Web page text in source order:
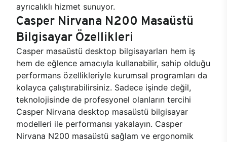
ayrıcalıklı hizmet sunuyor.
Casper Nirvana N200 Masaüstü
Bilgisayar Özellikleri
Casper masaüstü desktop bilgisayarları hem iş
hem de eğlence amacıyla kullanabilir, sahip olduğu
performans özellikleriyle kurumsal programları da
kolayca çalıştırabilirsiniz. Sadece işinde değil,
teknolojisinde de profesyonel olanların tercihi
Casper Nirvana desktop masaüstü bilgisayar
modelleri ile performansı yakalayın. Casper
Nirvana N200 masaüstü sağlam ve ergonomik